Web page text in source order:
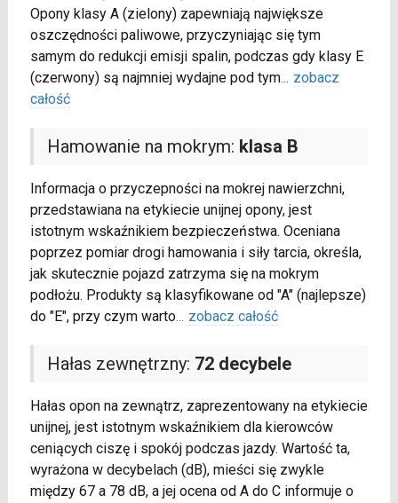
Opony klasy A (zielony) zapewniają największe
oszczędności paliwowe, przyczyniając się tym
samym do redukcji emisji spalin, podczas gdy klasy E
(czerwony) są najmniej wydajne pod tym... zobacz
całość
Hamowanie na mokrym: klasa B
Informacja o przyczepności na mokrej nawierzchni,
przedstawiana na etykiecie unijnej opony, jest
istotnym wskaźnikiem bezpieczeństwa. Oceniana
poprzez pomiar drogi hamowania i siły tarcia, określa,
jak skutecznie pojazd zatrzyma się na mokrym
podłożu. Produkty są klasyfikowane od "A" (najlepsze)
do "E", przy czym warto... zobacz całość
Hałas zewnętrzny: 72 decybele
Hałas opon na zewnątrz, zaprezentowany na etykiecie
unijnej, jest istotnym wskaźnikiem dla kierowców
ceniących ciszę i spokój podczas jazdy. Wartość ta,
wyrażona w decybelach (dB), mieści się zwykle
między 67 a 78 dB, a jej ocena od A do C informuje o